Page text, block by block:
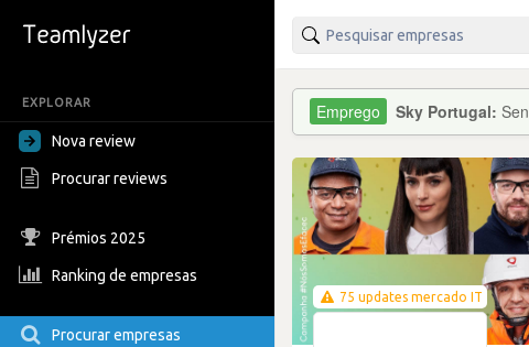
EXPLORAR
Nova review
Procurar reviews
Prémios 2025
Ranking de empresas
Procurar empresas
Sky Portugal:
75 updates mercado IT